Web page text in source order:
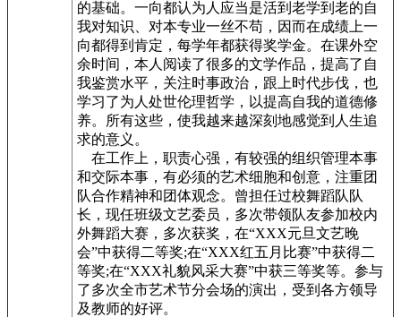
的基础。一向都认为人应当是活到老学到老的自
我对知识、对本专业一丝不苟，因而在成绩上一
向都得到肯定，每学年都获得奖学金。在课外空
余时间，本人阅读了很多的文学作品，提高了自
我鉴赏水平，关注时事政治，跟上时代步伐，也
学习了为人处世伦理哲学，以提高自我的道德修
养。所有这些，使我越来越深刻地感觉到人生追
求的意义。
在工作上，职责心强，有较强的组织管理本事
和交际本事，有必须的艺术细胞和创意，注重团
队合作精神和团体观念。曾担任过校舞蹈队队
长，现任班级文艺委员，多次带领队友参加校内
外舞蹈大赛，多次获奖，在“XXX元旦文艺晚
会”中获得二等奖;在“XXX红五月比赛”中获得二
等奖;在“XXX礼貌风采大赛”中获三等奖等。参与
了多次全市艺术节分会场的演出，受到各方领导
及教师的好评。